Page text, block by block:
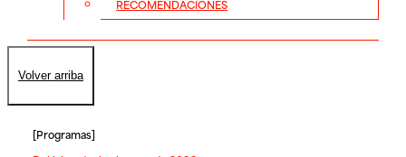
RECOMENDACIONES
Volver arriba
[Programas]